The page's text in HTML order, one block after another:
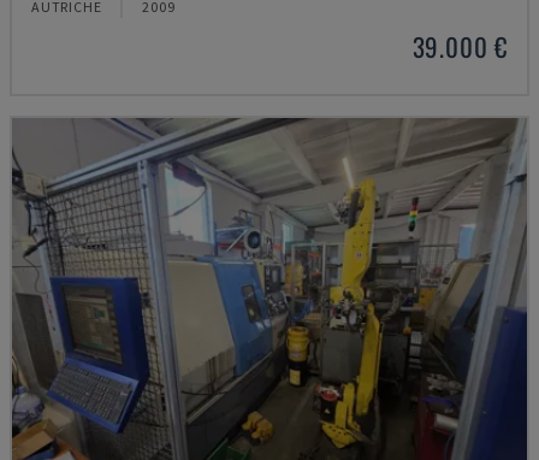
AUTRICHE 2009
39.000 €